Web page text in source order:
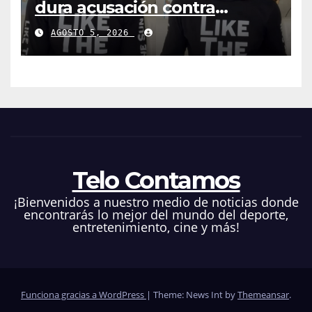
dura acusación contra
Telemundo y advirtió que lo
que hacen en su contra es
ilegal en EEUU
AGOSTO 5, 2026
Telo Contamos
¡Bienvenidos a nuestro medio de noticias donde
encontrarás lo mejor del mundo del deporte,
entretenimiento, cine y más!
Funciona gracias a WordPress | Theme: News Int byThemeansar.